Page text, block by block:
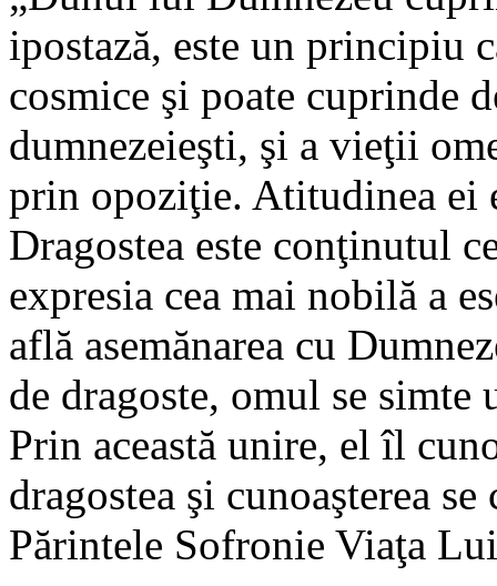
ipostază, este un principiu
cosmice şi poate cuprinde
dumnezeieşti, şi a vieţii
prin opoziţie. Atitudinea ei
Dragostea este conţinutul
expresia cea mai nobilă a
află asemănarea cu
de dragoste, omul se
Prin această unire, el îl
dragostea şi cunoaşterea
Părintele Sofronie Viaţa